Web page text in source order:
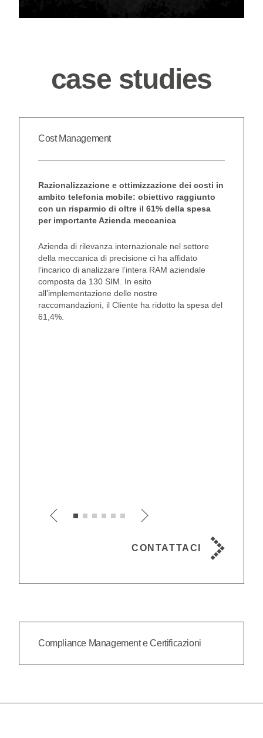
case studies
Cost Management
Razionalizzazione e ottimizzazione dei costi in
ambito telefonia mobile: obiettivo raggiunto
con un risparmio di oltre il 61% della spesa
per importante Azienda meccanica
Azienda di rilevanza internazionale nel settore
della meccanica di precisione ci ha affidato
l’incarico di analizzare l’intera RAM aziendale
composta da 130 SIM. In esito
all’implementazione delle nostre
raccomandazioni, il Cliente ha ridotto la spesa del
61,4%.
CONTATTACI
Compliance Management e Certificazioni